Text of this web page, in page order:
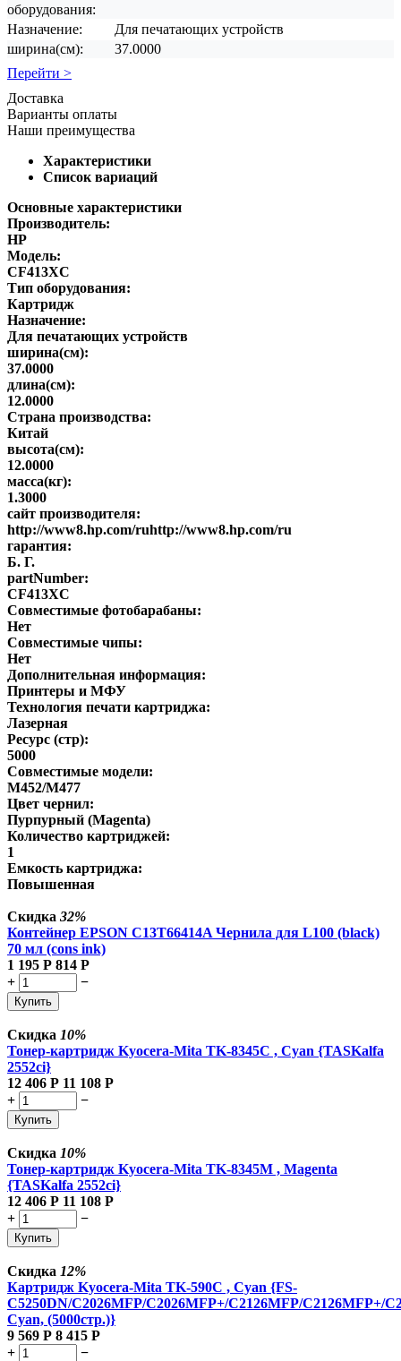
оборудования:
Назначение:
Для печатающих устройств
ширина(см):
37.0000
Перейти >
Доставка
Варианты оплаты
Наши преимущества
Характеристики
Список вариаций
Основные характеристики
Производитель:
HP
Модель:
CF413XC
Тип оборудования:
Картридж
Назначение:
Для печатающих устройств
ширина(см):
37.0000
длина(см):
12.0000
Страна производства:
Китай
высота(см):
12.0000
масса(кг):
1.3000
сайт производителя:
http://www8.hp.com/ruhttp://www8.hp.com/ru
гарантия:
Б. Г.
partNumber:
CF413XC
Совместимые фотобарабаны:
Нет
Совместимые чипы:
Нет
Дополнительная информация:
Принтеры и МФУ
Технология печати картриджа:
Лазерная
Ресурс (стр):
5000
Совместимые модели:
M452/M477
Цвет чернил:
Пурпурный (Magenta)
Количество картриджей:
1
Емкость картриджа:
Повышенная
Скидка 32%
Контейнер EPSON C13T66414A Чернила для L100 (black)
70 мл (cons ink)
1 195 Р 814 Р
+
−
Купить
Скидка 10%
Тонер-картридж Kyocera-Mita TK-8345C , Cyan {TASKalfa
2552ci}
12 406 Р 11 108 Р
+
−
Купить
Скидка 10%
Тонер-картридж Kyocera-Mita TK-8345M , Magenta
{TASKalfa 2552ci}
12 406 Р 11 108 Р
+
−
Купить
Скидка 12%
Картридж Kyocera-Mita TK-590C , Cyan {FS-
C5250DN/C2026MFP/C2026MFP+/C2126MFP/C2126MFP+/
Cyan, (5000стр.)}
9 569 Р 8 415 Р
+
−